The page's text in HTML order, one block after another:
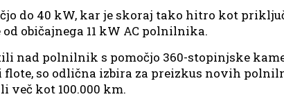
do 40 kW, kar je skoraj tako hitro kot
običajnega 11 kW AC polnilnika.
nad polnilnik s pomočjo 360-stopinjske
so odlična izbira za preizkus novih
več kot 100.000 km.